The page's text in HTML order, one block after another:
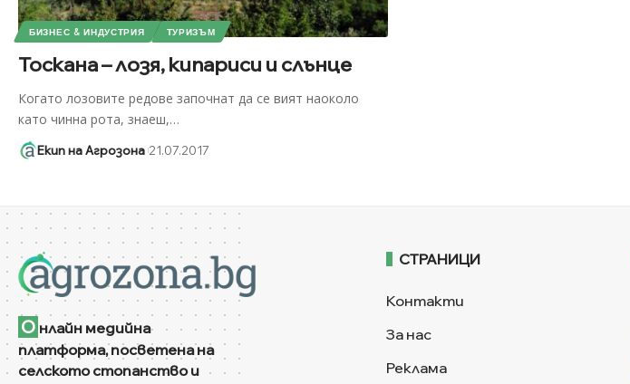
БИЗНЕС & ИНДУСТРИЯ ТУРИЗЪМ
Тоскана – лозя, кипариси и слънце
Когато лозовите редове започнат да се вият наоколо
като чинна рота, знаеш,…
Екип на Агрозона 21.07.2017
О нлайн медийна
платформа, посветена на
селското стопанство и
СТРАНИЦИ
Контакти
За нас
Реклама